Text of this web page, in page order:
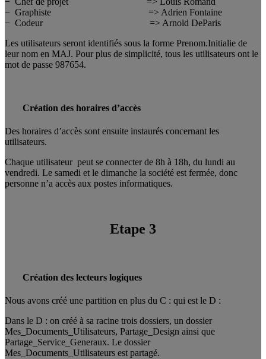
− Graphiste => Adrien Fontaine
− Codeur => Arnold DeParis
Les utilisateurs seront identifiés sous la forme Prenom.Initialie de
leur nom en MAJ. Pour plus de simplicité, tous les utilisateurs ont le
mot de passe 987654.
Création des horaires d’accès
Des horaires d’accès sont ensuite instaurés concernant les
utilisateurs.
Chaque utilisateur peut se connecter de 8h à 18h, du lundi au
vendredi. Le samedi et le dimanche la société est fermée, donc
personne n’a accès aux postes informatiques.
Etape 3
Création des lecteurs logiques
Nous avons créé une partition en plus du C : qui est le D :
Dans le D : on créé à sa racine trois dossiers, un dossier
Mes_Documents_Utilisateurs, Partage_Design ainsi que
Partage_Service_Generaux. Le dossier
Mes_Documents_Utilisateurs est partagé.